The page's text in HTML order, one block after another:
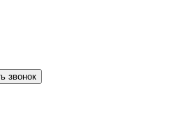
звонок